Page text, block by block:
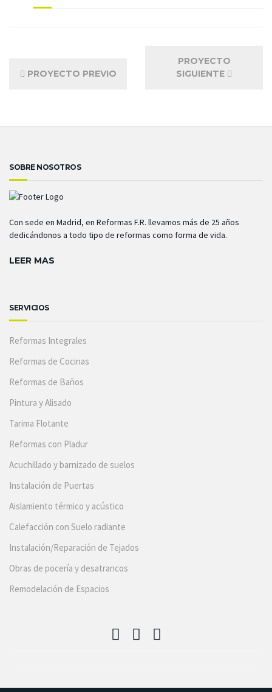
PROYECTO PREVIO
PROYECTO
SIGUIENTE
SOBRE NOSOTROS
Con sede en Madrid, en Reformas F.R. llevamos más de 25 años
dedicándonos a todo tipo de reformas como forma de vida.
LEER MAS
SERVICIOS
Reformas Integrales
Reformas de Cocinas
Reformas de Baños
Pintura y Alisado
Tarima Flotante
Reformas con Pladur
Acuchillado y barnizado de suelos
Instalación de Puertas
Aislamiento térmico y acústico
Calefacción con Suelo radiante
Instalación/Reparación de Tejados
Obras de pocería y desatrancos
Remodelación de Espacios